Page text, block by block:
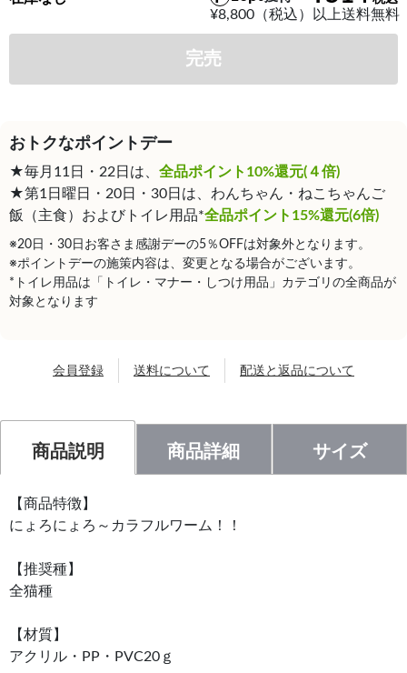
¥8,800（税込）以上送料無料
完売
おトクなポイントデー
★毎月11日・22日は、 全品ポイント10%還元(４倍)
★第1日曜日・20日・30日は、わんちゃん・ねこちゃんご
飯（主食）およびトイレ用品*全品ポイント15%還元(6倍)
※20日・30日お客さま感謝デーの5％OFFは対象外となります。
※ポイントデーの施策内容は、変更となる場合がございます。
*トイレ用品は「トイレ・マナー・しつけ用品」カテゴリの全商品が
対象となります
会員登録 送料について 配送と返品について
商品説明 商品詳細 サイズ
【商品特徴】
にょろにょろ～カラフルワーム！！
【推奨種】
全猫種
【材質】
アクリル・PP・PVC20ｇ